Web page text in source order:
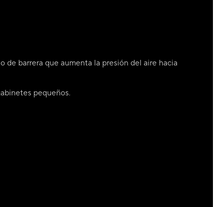
de barrera que aumenta la presión del aire hacia
pequeños.